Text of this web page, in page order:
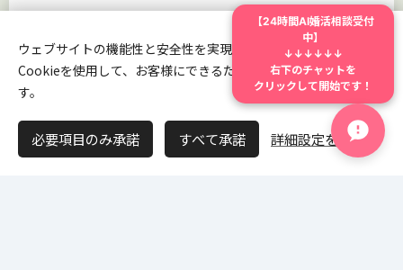
メール
ウェブサイトの機能性と安全性を実現するため、Webnodeは
Cookieを使用して、お客様にできるだけ最高の体験を提供しま
す。
必要項目のみ承諾 すべて承諾 詳細設定を開く
【24時間AI婚活相談受付
中】
↓↓↓↓↓↓
右下のチャットを
クリックして開始です！